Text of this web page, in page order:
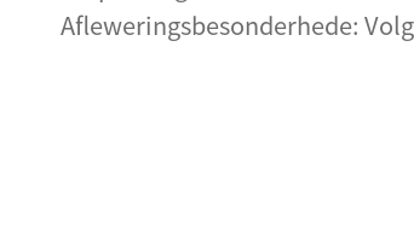
Afleweringsbesonderhede: